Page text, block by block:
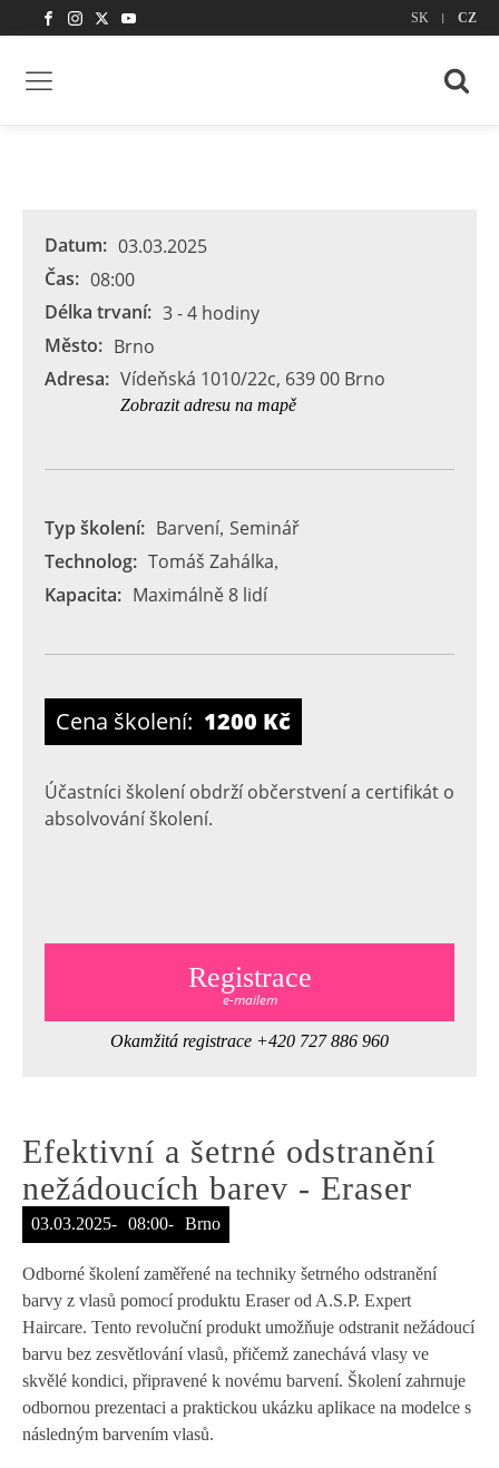
SK | CZ
Efektivní a šetrné odstranění
nežádoucích barev - Eraser
03.03.2025- 08:00- Brno
Odborné školení zaměřené na techniky šetrného odstranění
barvy z vlasů pomocí produktu Eraser od A.S.P. Expert
Haircare. Tento revoluční produkt umožňuje odstranit nežádoucí
barvu bez zesvětlování vlasů, přičemž zanechává vlasy ve
skvělé kondici, připravené k novému barvení. Školení zahrnuje
odbornou prezentaci a praktickou ukázku aplikace na modelce s
následným barvením vlasů.
Datum: 03.03.2025
Čas: 08:00
Délka trvaní: 3 - 4 hodiny
Město: Brno
Adresa: Vídeňská 1010/22c, 639 00 Brno
Zobrazit adresu na mapě
Typ školení: Barvení, Seminář
Technolog: Tomáš Zahálka,
Kapacita: Maximálně 8 lidí
Cena školení: 1200 Kč
Účastníci školení obdrží občerstvení a certifikát o
absolvování školení.
Registrace
e-mailem
Okamžitá registrace +420 727 886 960